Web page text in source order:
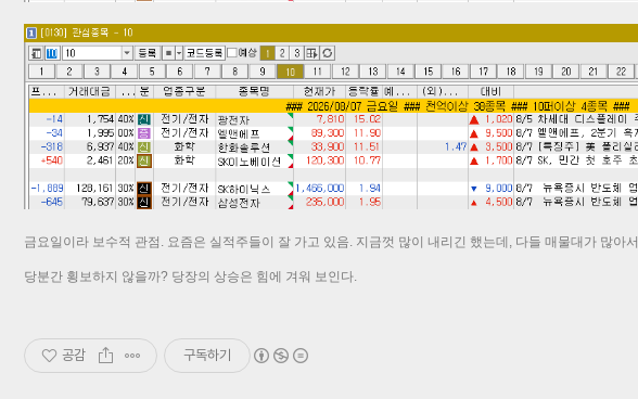
금요일이라 보수적 관점. 요즘은 실적주들이 잘 가고 있음. 지금껏 많이 내리긴 했는데, 다들 매물대가 많아서
당분간 횡보하지 않을까? 당장의 상승은 힘에 겨워 보인다.
공감 구독하기